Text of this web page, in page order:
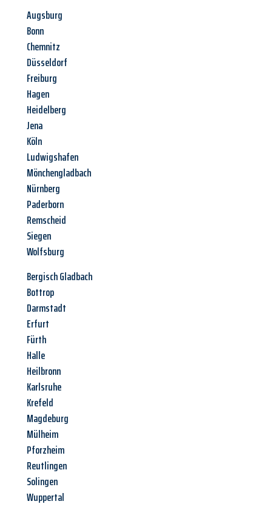
Augsburg
Bonn
Chemnitz
Düsseldorf
Freiburg
Hagen
Heidelberg
Jena
Köln
Ludwigshafen
Mönchengladbach
Nürnberg
Paderborn
Remscheid
Siegen
Wolfsburg
Bergisch Gladbach
Bottrop
Darmstadt
Erfurt
Fürth
Halle
Heilbronn
Karlsruhe
Krefeld
Magdeburg
Mülheim
Pforzheim
Reutlingen
Solingen
Wuppertal